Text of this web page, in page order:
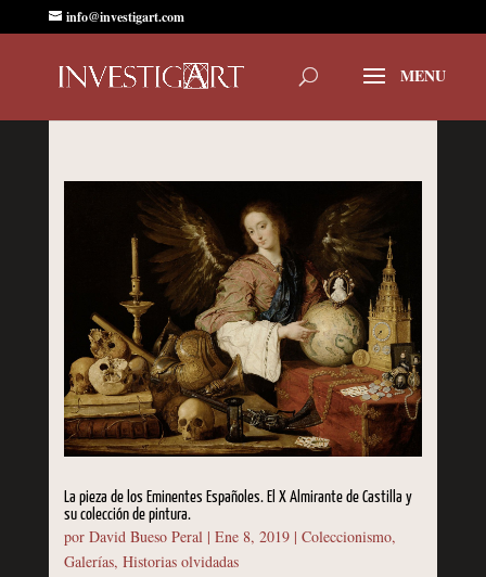
info@investigart.com
La pieza de los Eminentes Españoles. El X Almirante de Castilla y
su colección de pintura.
por David Bueso Peral| Ene 8, 2019| Coleccionismo,
Galerías, Historias olvidadas